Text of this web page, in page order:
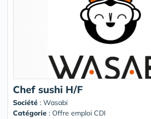
Chef sushi H/F
Société : Wasabi
Catégorie : Offre emploi CDI